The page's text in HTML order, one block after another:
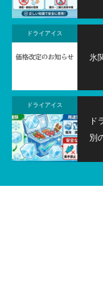
ドライアイス
氷
ドライアイス
ド
別